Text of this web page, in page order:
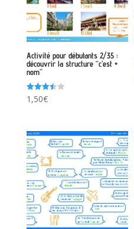
Activité pour débutants 2/35 :
découvrir la structure “c’est +
nom”
Note
3.50
1,50€